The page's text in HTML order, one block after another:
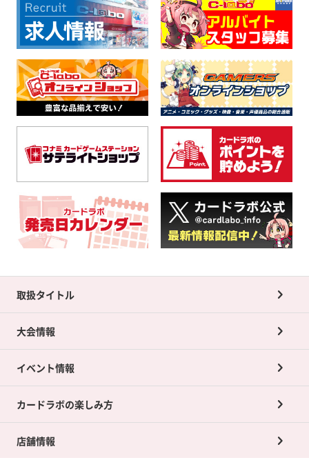
取扱タイトル
大会情報
イベント情報
カードラボの楽しみ方
店舗情報